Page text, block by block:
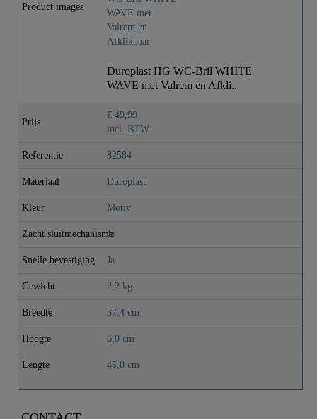
Product images
Duroplast HG WC-Bril WHITE
WAVE met Valrem en Afkli..
Prijs
€ 49,99
incl. BTW
Referentie 82584
Materiaal Duroplast
Kleur Motiv
Zacht sluitmechanisme
Ja
Snelle bevestiging Ja
Gewicht 2,2 kg
Breedte 37,4 cm
Hoogte 6,0 cm
Lengte 45,0 cm